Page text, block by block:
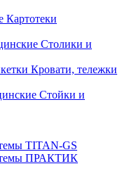
Картотеки
Столики и
Кровати, тележки
Стойки и
TITAN-GS
ПРАКТИК